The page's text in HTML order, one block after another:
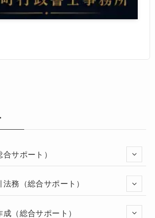
サポート）
務（総合サポート）
（総合サポート）